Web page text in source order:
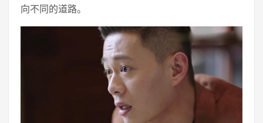
向不同的道路。